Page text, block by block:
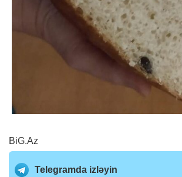
BiG.Az
Telegramda izləyin